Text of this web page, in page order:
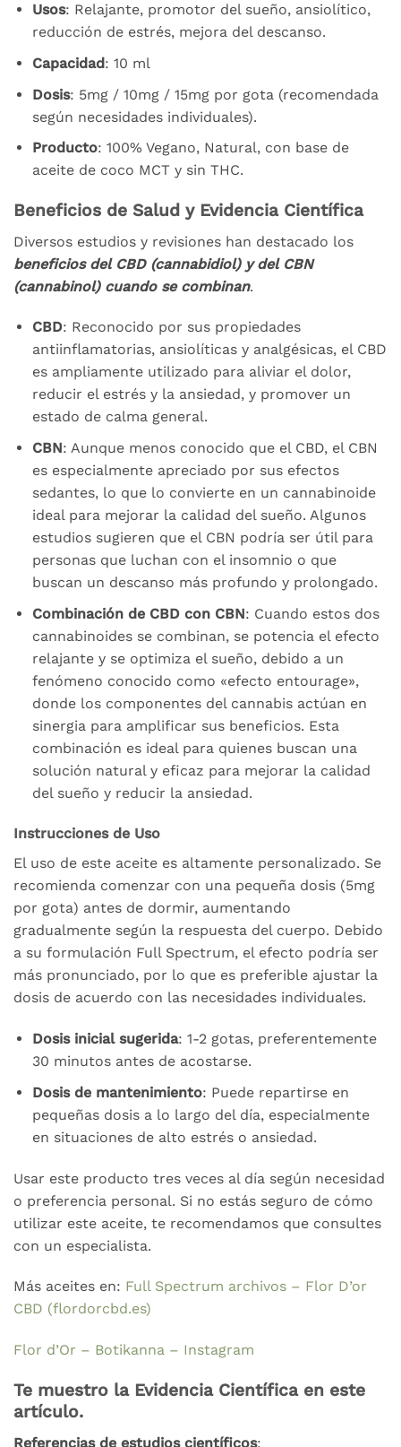
Usos: Relajante, promotor del sueño, ansiolítico,
reducción de estrés, mejora del descanso.
Capacidad: 10 ml
Dosis: 5mg / 10mg / 15mg por gota (recomendada
según necesidades individuales).
Producto: 100% Vegano, Natural, con base de
aceite de coco MCT y sin THC.
Beneficios de Salud y Evidencia Científica
Diversos estudios y revisiones han destacado los
beneficios del CBD (cannabidiol) y del CBN
(cannabinol) cuando se combinan.
CBD: Reconocido por sus propiedades
antiinflamatorias, ansiolíticas y analgésicas, el CBD
es ampliamente utilizado para aliviar el dolor,
reducir el estrés y la ansiedad, y promover un
estado de calma general.
CBN: Aunque menos conocido que el CBD, el CBN
es especialmente apreciado por sus efectos
sedantes, lo que lo convierte en un cannabinoide
ideal para mejorar la calidad del sueño. Algunos
estudios sugieren que el CBN podría ser útil para
personas que luchan con el insomnio o que
buscan un descanso más profundo y prolongado.
Combinación de CBD con CBN: Cuando estos dos
cannabinoides se combinan, se potencia el efecto
relajante y se optimiza el sueño, debido a un
fenómeno conocido como «efecto entourage»,
donde los componentes del cannabis actúan en
sinergia para amplificar sus beneficios. Esta
combinación es ideal para quienes buscan una
solución natural y eficaz para mejorar la calidad
del sueño y reducir la ansiedad.
Instrucciones de Uso
El uso de este aceite es altamente personalizado. Se
recomienda comenzar con una pequeña dosis (5mg
por gota) antes de dormir, aumentando
gradualmente según la respuesta del cuerpo. Debido
a su formulación Full Spectrum, el efecto podría ser
más pronunciado, por lo que es preferible ajustar la
dosis de acuerdo con las necesidades individuales.
Dosis inicial sugerida: 1-2 gotas, preferentemente
30 minutos antes de acostarse.
Dosis de mantenimiento: Puede repartirse en
pequeñas dosis a lo largo del día, especialmente
en situaciones de alto estrés o ansiedad.
Usar este producto tres veces al día según necesidad
o preferencia personal. Si no estás seguro de cómo
utilizar este aceite, te recomendamos que consultes
con un especialista.
Más aceites en: Full Spectrum archivos – Flor D’or
CBD (flordorcbd.es)
Flor d’Or – Botikanna – Instagram
Te muestro la Evidencia Científica en este
artículo.
Referencias de estudios científicos: